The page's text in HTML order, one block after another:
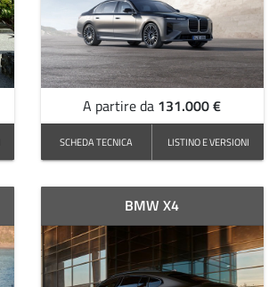
A partire da 131.000 €
SCHEDA TECNICA LISTINO E VERSIONI
BMW X4